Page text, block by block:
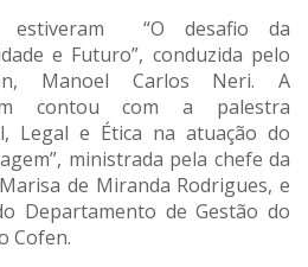
estiveram “O desafio da
e Futuro”, conduzida pelo
Manoel Carlos Neri. A
contou com a palestra
Legal e Ética na atuação do
ministrada pela chefe da
de Miranda Rodrigues, e
Departamento de Gestão do
Cofen.